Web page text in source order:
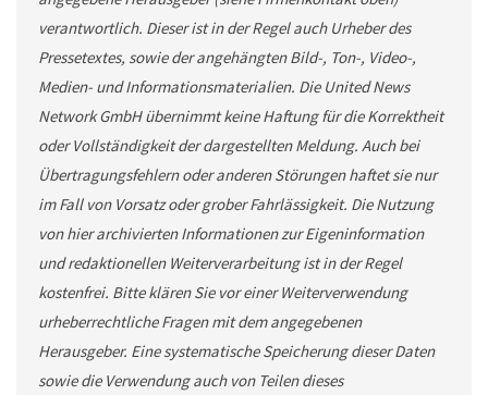
verantwortlich. Dieser ist in der Regel auch Urheber des
Pressetextes, sowie der angehängten Bild-, Ton-, Video-,
Medien- und Informationsmaterialien. Die United News
Network GmbH übernimmt keine Haftung für die Korrektheit
oder Vollständigkeit der dargestellten Meldung. Auch bei
Übertragungsfehlern oder anderen Störungen haftet sie nur
im Fall von Vorsatz oder grober Fahrlässigkeit. Die Nutzung
von hier archivierten Informationen zur Eigeninformation
und redaktionellen Weiterverarbeitung ist in der Regel
kostenfrei. Bitte klären Sie vor einer Weiterverwendung
urheberrechtliche Fragen mit dem angegebenen
Herausgeber. Eine systematische Speicherung dieser Daten
sowie die Verwendung auch von Teilen dieses